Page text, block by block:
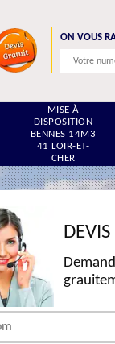
ON VOUS
MISE À
DISPOSITION
BENNES 14M3
41 LOIR-ET-
CHER